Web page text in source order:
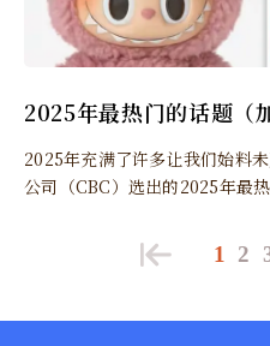
2025年最热门的话题（
2025年充满了许多让我们始料
公司（CBC）选出的2025年最热
1 2